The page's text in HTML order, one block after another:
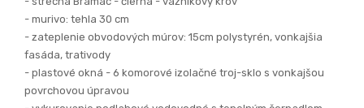
- predpríprava na krb, prípojky, úprava terénu
Vykurovanie :vykurovanie podlahové vodovodné s tepelným
čerpadlom
Dom je napojený na všetky inžinierske siete - elektrika, obecný
vodovod, kanalizácia